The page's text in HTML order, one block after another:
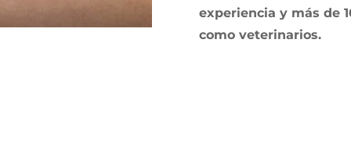
experiencia y más de
como veterinarios.